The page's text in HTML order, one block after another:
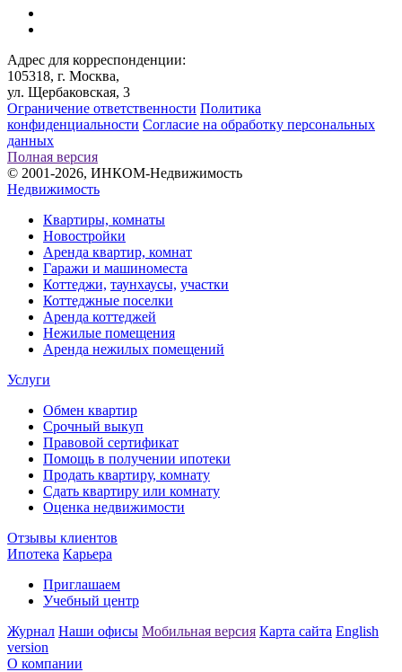
Адрес для корреспонденции:
105318, г. Москва,
ул. Щербаковская, 3
Ограничение ответственности Политика
конфиденциальности Согласие на обработку персональных
данных
Полная версия
© 2001-2026, ИНКОМ-Недвижимость
Недвижимость
Квартиры, комнаты
Новостройки
Аренда квартир, комнат
Гаражи и машиноместа
Коттеджи, таунхаусы, участки
Коттеджные поселки
Аренда коттеджей
Нежилые помещения
Аренда нежилых помещений
Услуги
Обмен квартир
Срочный выкуп
Правовой сертификат
Помощь в получении ипотеки
Продать квартиру, комнату
Сдать квартиру или комнату
Оценка недвижимости
Отзывы клиентов
Ипотека Карьера
Приглашаем
Учебный центр
Журнал Наши офисы Мобильная версия Карта сайта English
version
О компании